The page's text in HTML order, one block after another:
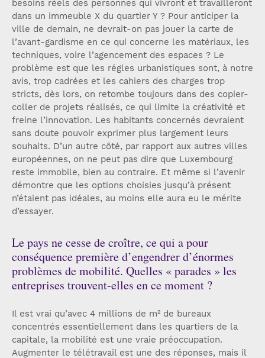
besoins réels des personnes qui vivront et travailleront
dans un immeuble X du quartier Y ? Pour anticiper la
ville de demain, ne devrait-on pas jouer la carte de
l’avant-gardisme en ce qui concerne les matériaux, les
techniques, voire l’agencement des espaces ? Le
problème est que les régles urbanistiques sont, à notre
avis, trop cadrées et les cahiers des charges trop
stricts, dès lors, on retombe toujours dans des copier-
coller de projets réalisés, ce qui limite la créativité et
freine l’innovation. Les habitants concernés devraient
sans doute pouvoir exprimer plus largement leurs
souhaits. D’un autre côté, par rapport aux autres villes
européennes, on ne peut pas dire que Luxembourg
reste immobile, bien au contraire. Et même si l’avenir
démontre que les options choisies jusqu’à présent
n’étaient pas idéales, au moins elle aura eu le mérite
d’essayer.
Le pays ne cesse de croître, ce qui a pour
conséquence première d’engendrer d’énormes
problèmes de mobilité. Quelles « parades » les
entreprises trouvent-elles en ce moment ?
Il est vrai qu’avec 4 millions de m² de bureaux
concentrés essentiellement dans les quartiers de la
capitale, la mobilité est une vraie préoccupation.
Augmenter le télétravail est une des réponses, mais il